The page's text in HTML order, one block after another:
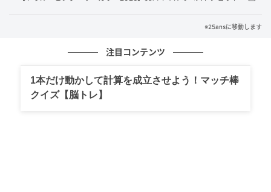
ヤルアスコットへと発展していきました。
現在では、世界最高峰のレースが行われる場であると
同時に、王室メンバーやセレブリティ、華やかに装っ
す。伝統的なロイヤルプロセッションや格式あるドレ
スコード、会場を彩る帽子やヘッドピースにいたるま
※25ansに移動します
注目コンテンツ
1本だけ動かして計算を成立させよう！マッチ棒
クイズ【脳トレ】